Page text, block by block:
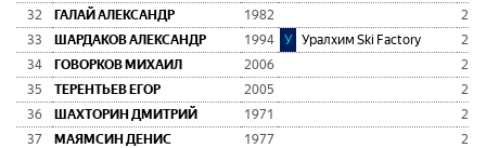
32
ГАЛАЙ АЛЕКСАНДР 1982
33
ШАРДАКОВ АЛЕКСАНДР 1994 У Уралхим Ski Factory
34
ГОВОРКОВ МИХАИЛ 2006
35
ТЕРЕНТЬЕВ ЕГОР 2005
36
ШАХТОРИН ДМИТРИЙ 1971
37
МАЯМСИН ДЕНИС 1977